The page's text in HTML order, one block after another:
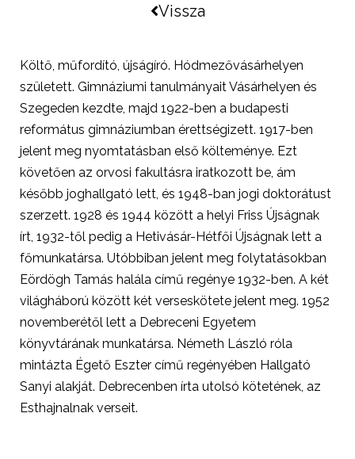
Vissza
Költő, műfordító, újságíró. Hódmezővásárhelyen
született. Gimnáziumi tanulmányait Vásárhelyen és
Szegeden kezdte, majd 1922-ben a budapesti
református gimnáziumban érettségizett. 1917-ben
jelent meg nyomtatásban első költeménye. Ezt
követően az orvosi fakultásra iratkozott be, ám
később joghallgató lett, és 1948-ban jogi doktorátust
szerzett. 1928 és 1944 között a helyi Friss Újságnak
írt, 1932-től pedig a Hetivásár-Hétfői Újságnak lett a
főmunkatársa. Utóbbiban jelent meg folytatásokban
Eördögh Tamás halála című regénye 1932-ben. A két
világháború között két verseskötete jelent meg. 1952
novemberétől lett a Debreceni Egyetem
könyvtárának munkatársa. Németh László róla
mintázta Égető Eszter című regényében Hallgató
Sanyi alakját. Debrecenben írta utolsó kötetének, az
Esthajnalnak verseit.